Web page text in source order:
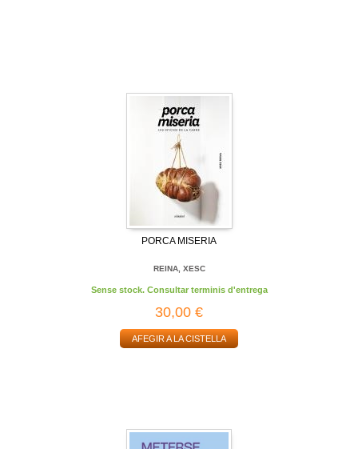
PORCA MISERIA
REINA, XESC
Sense stock. Consultar terminis d'entrega
30,00 €
AFEGIR A LA CISTELLA